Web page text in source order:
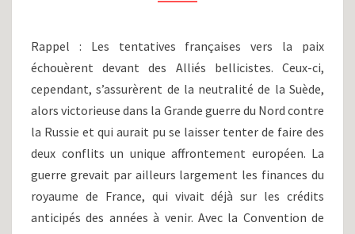
HIVER
À
MALPLAQUET,
LE
TOURNANT
(1709)
Rappel : Les tentatives françaises vers la paix
échouèrent devant des Alliés bellicistes. Ceux-ci,
cependant, s’assurèrent de la neutralité de la Suède,
alors victorieuse dans la Grande guerre du Nord contre
la Russie et qui aurait pu se laisser tenter de faire des
deux conflits un unique affrontement européen. La
guerre grevait par ailleurs largement les finances du
royaume de France, qui vivait déjà sur les crédits
anticipés des années à venir. Avec la Convention de